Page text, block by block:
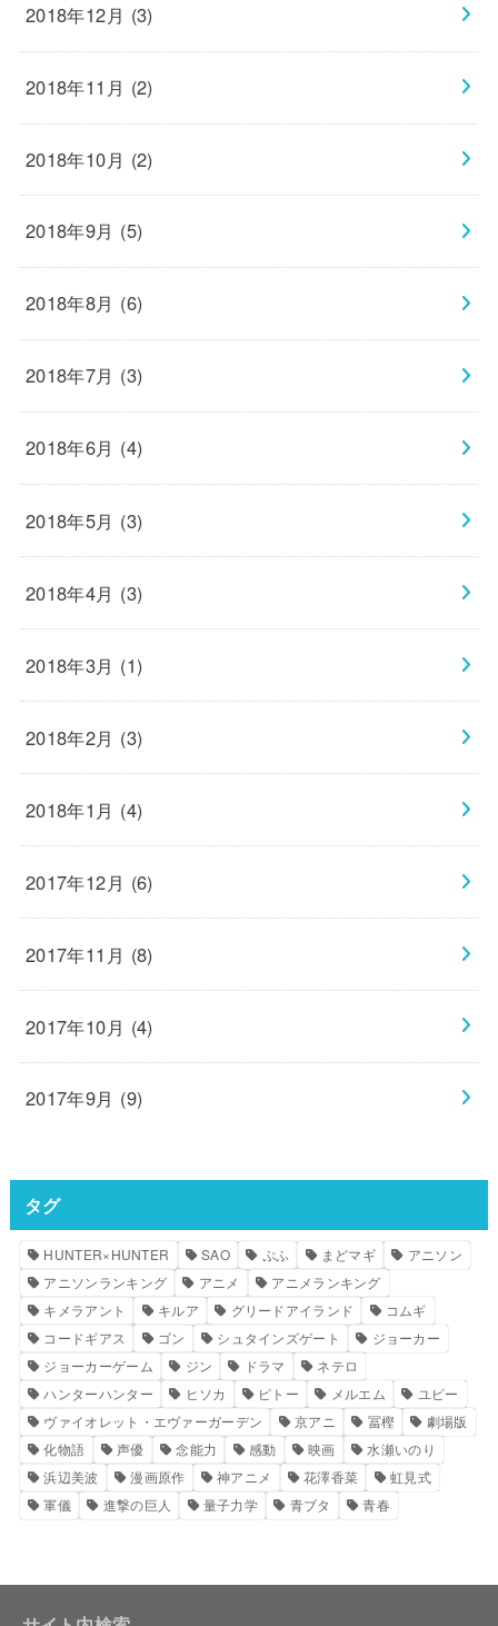
2018年12月 (3)
2018年11月 (2)
2018年10月 (2)
2018年9月 (5)
2018年8月 (6)
2018年7月 (3)
2018年6月 (4)
2018年5月 (3)
2018年4月 (3)
2018年3月 (1)
2018年2月 (3)
2018年1月 (4)
2017年12月 (6)
2017年11月 (8)
2017年10月 (4)
2017年9月 (9)
タグ
HUNTER×HUNTER SAO ぷふ まどマギ
アニソン
アニソンランキング
アニメ
アニメランキング
キメラアント
キルア グリードアイランド
コムギ
コードギアス
ゴン シュタインズゲート
ジョーカー
ジョーカーゲーム
ジン ドラマ
ネテロ
ハンターハンター
ヒソカ ピトー メルエム
ユピー
ヴァイオレット・エヴァーガーデン
京アニ 冨樫
劇場版
化物語
声優 念能力 感動 映画
水瀬いのり
浜辺美波
漫画原作 神アニメ 花澤香菜
虹見式
軍儀
進撃の巨人 量子力学 青ブタ 青春